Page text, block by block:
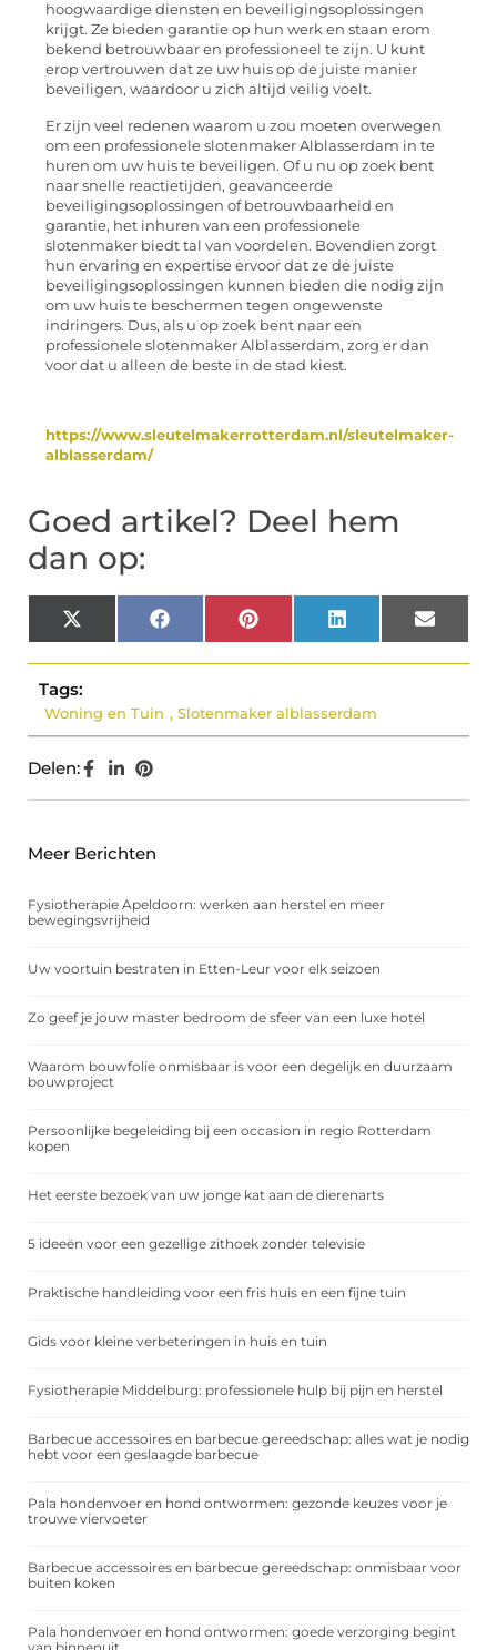
hoogwaardige diensten en beveiligingsoplossingen
krijgt. Ze bieden garantie op hun werk en staan erom
bekend betrouwbaar en professioneel te zijn. U kunt
erop vertrouwen dat ze uw huis op de juiste manier
beveiligen, waardoor u zich altijd veilig voelt.
Er zijn veel redenen waarom u zou moeten overwegen
om een professionele slotenmaker Alblasserdam in te
huren om uw huis te beveiligen. Of u nu op zoek bent
naar snelle reactietijden, geavanceerde
beveiligingsoplossingen of betrouwbaarheid en
garantie, het inhuren van een professionele
slotenmaker biedt tal van voordelen. Bovendien zorgt
hun ervaring en expertise ervoor dat ze de juiste
beveiligingsoplossingen kunnen bieden die nodig zijn
om uw huis te beschermen tegen ongewenste
indringers. Dus, als u op zoek bent naar een
professionele slotenmaker Alblasserdam, zorg er dan
voor dat u alleen de beste in de stad kiest.
https://www.sleutelmakerrotterdam.nl/sleutelmaker-
alblasserdam/
Goed artikel? Deel hem
dan op:
X
(Twitter)
Facebook Pinterest LinkedIn Email
Tags:
Woning en Tuin , Slotenmaker alblasserdam
Delen:
Meer Berichten
Fysiotherapie Apeldoorn: werken aan herstel en meer
bewegingsvrijheid
Uw voortuin bestraten in Etten-Leur voor elk seizoen
Zo geef je jouw master bedroom de sfeer van een luxe hotel
Waarom bouwfolie onmisbaar is voor een degelijk en duurzaam
bouwproject
Persoonlijke begeleiding bij een occasion in regio Rotterdam
kopen
Het eerste bezoek van uw jonge kat aan de dierenarts
5 ideeën voor een gezellige zithoek zonder televisie
Praktische handleiding voor een fris huis en een fijne tuin
Gids voor kleine verbeteringen in huis en tuin
Fysiotherapie Middelburg: professionele hulp bij pijn en herstel
Barbecue accessoires en barbecue gereedschap: alles wat je nodig
hebt voor een geslaagde barbecue
Pala hondenvoer en hond ontwormen: gezonde keuzes voor je
trouwe viervoeter
Barbecue accessoires en barbecue gereedschap: onmisbaar voor
buiten koken
Pala hondenvoer en hond ontwormen: goede verzorging begint